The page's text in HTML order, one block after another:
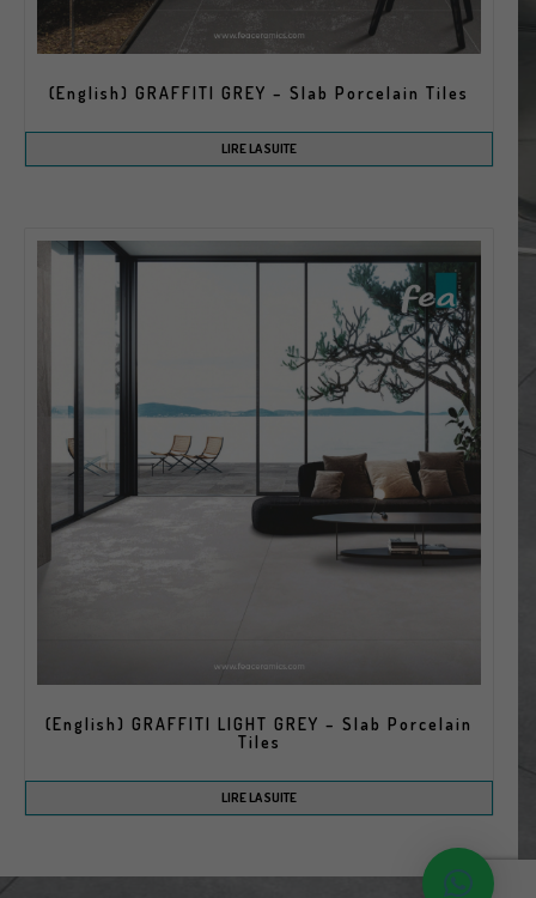
(English) GRAFFITI GREY – Slab Porcelain Tiles
LIRE LA SUITE
(English) GRAFFITI LIGHT GREY – Slab Porcelain
Tiles
LIRE LA SUITE